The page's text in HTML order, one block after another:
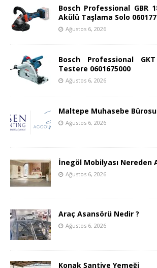
Bosch Professional GBR
Akülü Taşlama Solo
Ağustos 6, 2026
Bosch Professional
Testere 0601675000
Ağustos 6, 2026
Maltepe Muhasebe Bürosu
Ağustos 6, 2026
İnegöl Mobilyası Nereden
Ağustos 6, 2026
Araç Asansörü Nedir ?
Ağustos 6, 2026
Konak Şantiye Yemeği